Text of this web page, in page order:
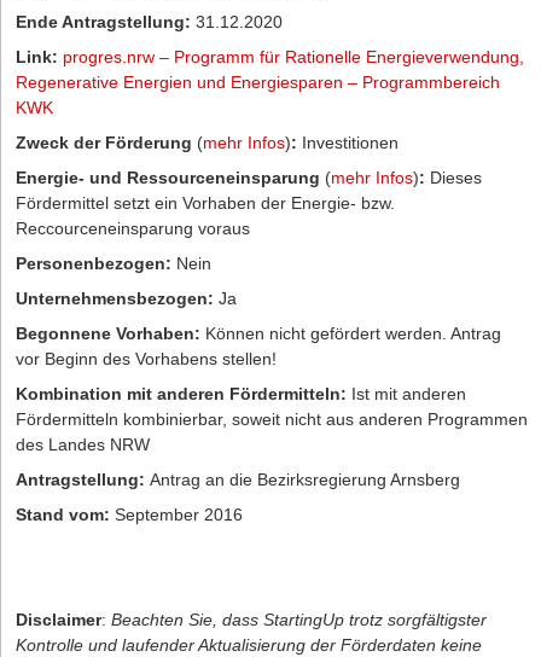
Ende Antragstellung: 31.12.2020
Link: progres.nrw – Programm für Rationelle Energieverwendung,
Regenerative Energien und Energiesparen – Programmbereich
KWK
Zweck der Förderung (mehr Infos): Investitionen
Energie- und Ressourceneinsparung (mehr Infos): Dieses
Fördermittel setzt ein Vorhaben der Energie- bzw.
Reccourceneinsparung voraus
Personenbezogen: Nein
Unternehmensbezogen: Ja
Begonnene Vorhaben: Können nicht gefördert werden. Antrag
vor Beginn des Vorhabens stellen!
Kombination mit anderen Fördermitteln: Ist mit anderen
Fördermitteln kombinierbar, soweit nicht aus anderen Programmen
des Landes NRW
Antragstellung: Antrag an die Bezirksregierung Arnsberg
Stand vom: September 2016
Disclaimer: Beachten Sie, dass StartingUp trotz sorgfältigster
Kontrolle und laufender Aktualisierung der Förderdaten keine